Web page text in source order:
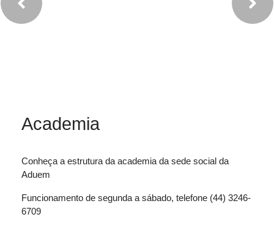
Academia
Conheça a estrutura da academia da sede social da
Aduem
Funcionamento de segunda a sábado, telefone (44) 3246-
6709